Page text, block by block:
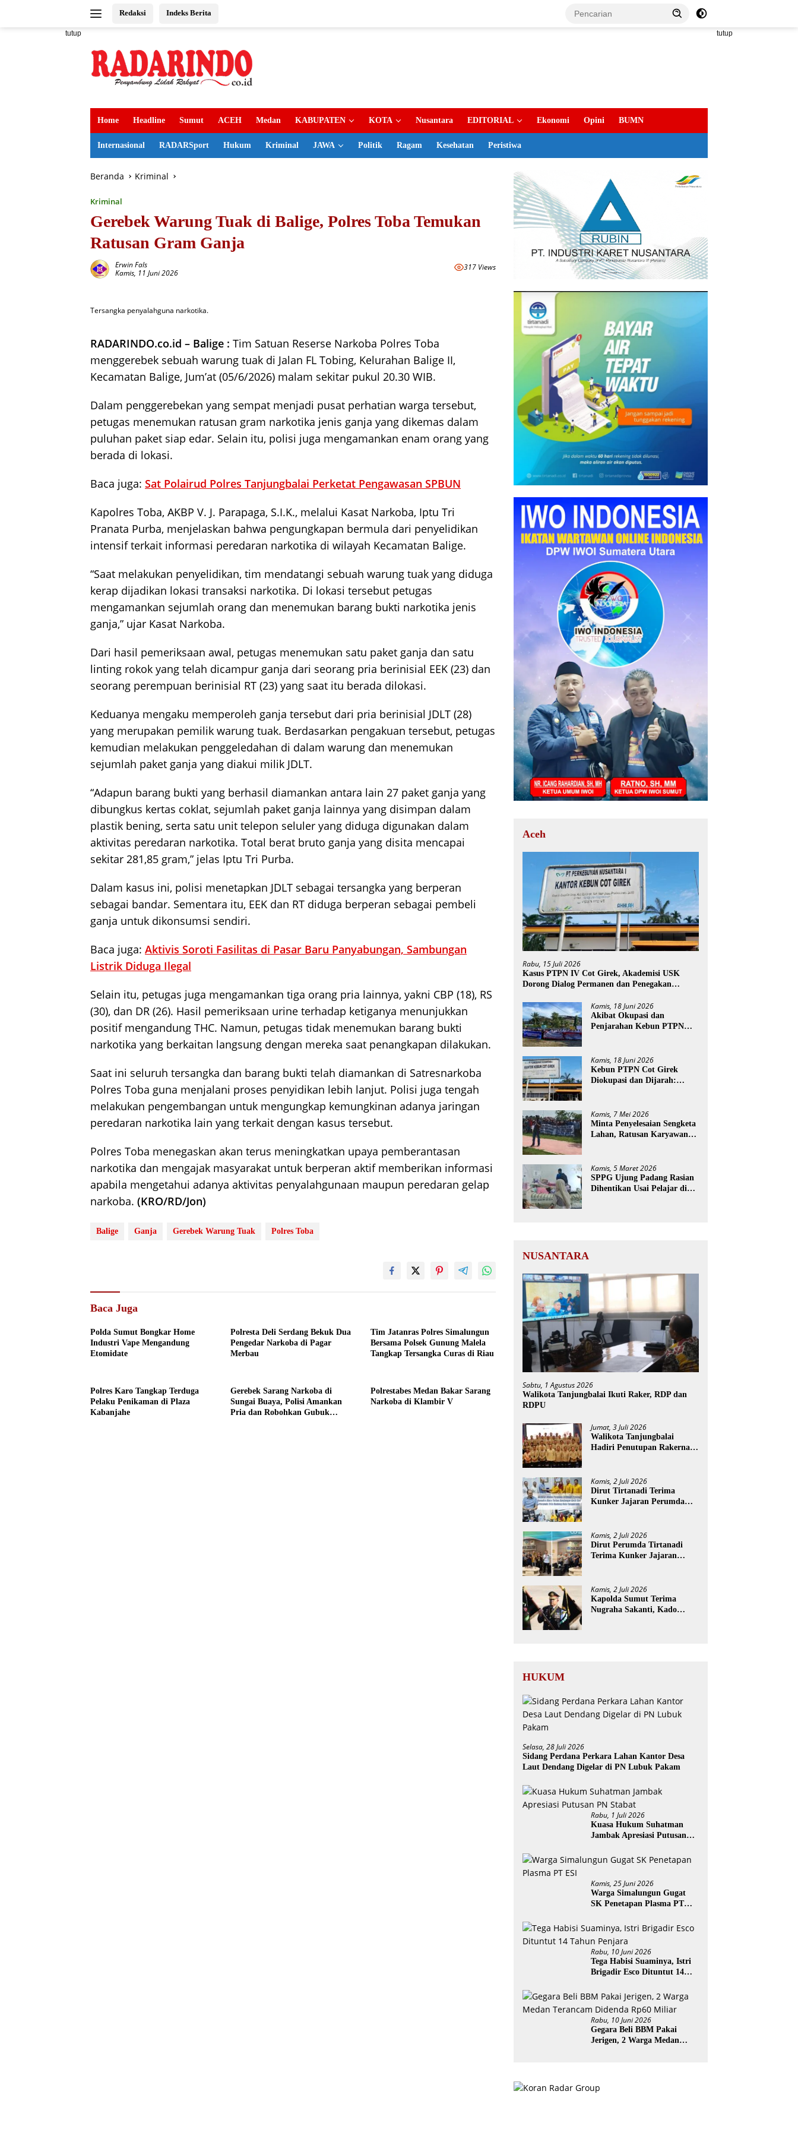
Redaksi Indeks Berita
tutup tutup
Home Headline Sumut ACEH Medan KABUPATEN KOTA Nusantara EDITORIAL Ekonomi Opini BUMN
Internasional RADARSport Hukum Kriminal JAWA Politik Ragam Kesehatan Peristiwa
Beranda Kriminal
Kriminal
Gerebek Warung Tuak di Balige, Polres Toba Temukan
Ratusan Gram Ganja
Erwin Fals
Kamis, 11 Juni 2026
317 Views
Tersangka penyalahguna narkotika.
RADARINDO.co.id – Balige : Tim Satuan Reserse Narkoba Polres Toba
menggerebek sebuah warung tuak di Jalan FL Tobing, Kelurahan Balige II,
Kecamatan Balige, Jum’at (05/6/2026) malam sekitar pukul 20.30 WIB.
Dalam penggerebekan yang sempat menjadi pusat perhatian warga tersebut,
petugas menemukan ratusan gram narkotika jenis ganja yang dikemas dalam
puluhan paket siap edar. Selain itu, polisi juga mengamankan enam orang yang
berada di lokasi.
Baca juga: Sat Polairud Polres Tanjungbalai Perketat Pengawasan SPBUN
Kapolres Toba, AKBP V. J. Parapaga, S.I.K., melalui Kasat Narkoba, Iptu Tri
Pranata Purba, menjelaskan bahwa pengungkapan bermula dari penyelidikan
intensif terkait informasi peredaran narkotika di wilayah Kecamatan Balige.
“Saat melakukan penyelidikan, tim mendatangi sebuah warung tuak yang diduga
kerap dijadikan lokasi transaksi narkotika. Di lokasi tersebut petugas
mengamankan sejumlah orang dan menemukan barang bukti narkotika jenis
ganja,” ujar Kasat Narkoba.
Dari hasil pemeriksaan awal, petugas menemukan satu paket ganja dan satu
linting rokok yang telah dicampur ganja dari seorang pria berinisial EEK (23) dan
seorang perempuan berinisial RT (23) yang saat itu berada dilokasi.
Keduanya mengaku memperoleh ganja tersebut dari pria berinisial JDLT (28)
yang merupakan pemilik warung tuak. Berdasarkan pengakuan tersebut, petugas
kemudian melakukan penggeledahan di dalam warung dan menemukan
sejumlah paket ganja yang diakui milik JDLT.
“Adapun barang bukti yang berhasil diamankan antara lain 27 paket ganja yang
dibungkus kertas coklat, sejumlah paket ganja lainnya yang disimpan dalam
plastik bening, serta satu unit telepon seluler yang diduga digunakan dalam
aktivitas peredaran narkotika. Total berat bruto ganja yang disita mencapai
sekitar 281,85 gram,” jelas Iptu Tri Purba.
Dalam kasus ini, polisi menetapkan JDLT sebagai tersangka yang berperan
sebagai bandar. Sementara itu, EEK dan RT diduga berperan sebagai pembeli
ganja untuk dikonsumsi sendiri.
Baca juga: Aktivis Soroti Fasilitas di Pasar Baru Panyabungan, Sambungan
Listrik Diduga Ilegal
Selain itu, petugas juga mengamankan tiga orang pria lainnya, yakni CBP (18), RS
(30), dan DR (26). Hasil pemeriksaan urine terhadap ketiganya menunjukkan
positif mengandung THC. Namun, petugas tidak menemukan barang bukti
narkotika yang berkaitan langsung dengan mereka saat penangkapan dilakukan.
Saat ini seluruh tersangka dan barang bukti telah diamankan di Satresnarkoba
Polres Toba guna menjalani proses penyidikan lebih lanjut. Polisi juga tengah
melakukan pengembangan untuk mengungkap kemungkinan adanya jaringan
peredaran narkotika lain yang terkait dengan kasus tersebut.
Polres Toba menegaskan akan terus meningkatkan upaya pemberantasan
narkotika dan mengajak masyarakat untuk berperan aktif memberikan informasi
apabila mengetahui adanya aktivitas penyalahgunaan maupun peredaran gelap
narkoba. (KRO/RD/Jon)
Balige Ganja Gerebek Warung Tuak Polres Toba
Baca Juga
Polda Sumut Bongkar Home
Industri Vape Mengandung
Etomidate
Polresta Deli Serdang Bekuk Dua
Pengedar Narkoba di Pagar
Merbau
Tim Jatanras Polres Simalungun
Bersama Polsek Gunung Malela
Tangkap Tersangka Curas di Riau
Polres Karo Tangkap Terduga
Pelaku Penikaman di Plaza
Kabanjahe
Gerebek Sarang Narkoba di
Sungai Buaya, Polisi Amankan
Pria dan Robohkan Gubuk
Polrestabes Medan Bakar Sarang
Narkoba di Klambir V
Aceh
Rabu, 15 Juli 2026
Kasus PTPN IV Cot Girek, Akademisi USK
Dorong Dialog Permanen dan Penegakan
Kamis, 18 Juni 2026
Akibat Okupasi dan
Penjarahan Kebun PTPN
Kamis, 18 Juni 2026
Kebun PTPN Cot Girek
Diokupasi dan Dijarah:
Kamis, 7 Mei 2026
Minta Penyelesaian Sengketa
Lahan, Ratusan Karyawan
Kamis, 5 Maret 2026
SPPG Ujung Padang Rasian
Dihentikan Usai Pelajar di
NUSANTARA
Sabtu, 1 Agustus 2026
Walikota Tanjungbalai Ikuti Raker, RDP dan
RDPU
Jumat, 3 Juli 2026
Walikota Tanjungbalai
Hadiri Penutupan Rakernas
Kamis, 2 Juli 2026
Dirut Tirtanadi Terima
Kunker Jajaran Perumda
Kamis, 2 Juli 2026
Dirut Perumda Tirtanadi
Terima Kunker Jajaran
Kamis, 2 Juli 2026
Kapolda Sumut Terima
Nugraha Sakanti, Kado
HUKUM
Selasa, 28 Juli 2026
Sidang Perdana Perkara Lahan Kantor Desa
Laut Dendang Digelar di PN Lubuk Pakam
Rabu, 1 Juli 2026
Kuasa Hukum Suhatman
Jambak Apresiasi Putusan
Kamis, 25 Juni 2026
Warga Simalungun Gugat
SK Penetapan Plasma PT
Rabu, 10 Juni 2026
Tega Habisi Suaminya, Istri
Brigadir Esco Dituntut 14
Rabu, 10 Juni 2026
Gegara Beli BBM Pakai
Jerigen, 2 Warga Medan